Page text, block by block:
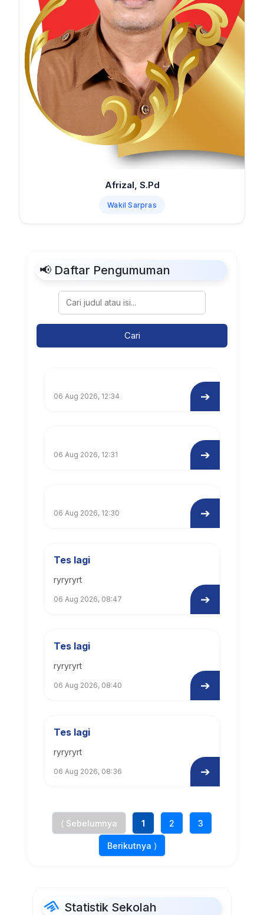
Afrizal, S.Pd
Wakil Sarpras
📢 Daftar Pengumuman
Cari
06 Aug 2026, 12:34 ➔
06 Aug 2026, 12:31 ➔
06 Aug 2026, 12:30 ➔
Tes lagi
ryryryrt
06 Aug 2026, 08:47 ➔
Tes lagi
ryryryrt
06 Aug 2026, 08:40 ➔
Tes lagi
ryryryrt
06 Aug 2026, 08:36 ➔
⟨ Sebelumnya 1 2 3
Berikutnya ⟩
Statistik Sekolah